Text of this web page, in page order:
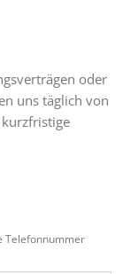
oder
uns täglich von
Telefonnummer